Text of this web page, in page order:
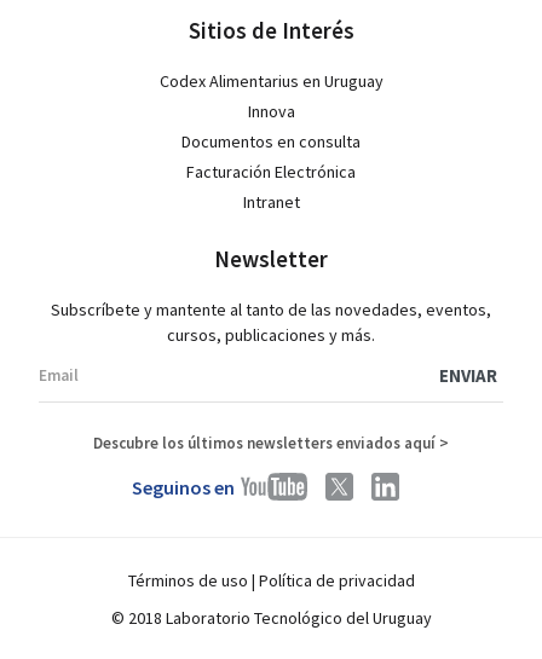
Sitios de Interés
Codex Alimentarius en Uruguay
Innova
Documentos en consulta
Facturación Electrónica
Intranet
Newsletter
Subscríbete y mantente al tanto de las novedades, eventos,
cursos, publicaciones y más.
Descubre los últimos newsletters enviados aquí >
Seguinos en
Términos de uso | Política de privacidad
© 2018 Laboratorio Tecnológico del Uruguay